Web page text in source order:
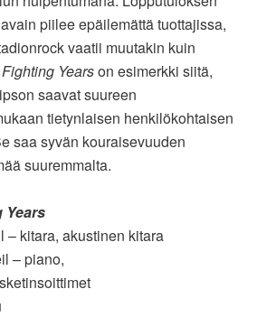
piilee epäilemättä tuottajissa,
vaatii muutakin kuin
Yearson esimerkki siitä,
saavat suureen
tietynlaisen henkilökohtaisen
saa syvän kouraisevuuden
suuremmalta.
Years
– kitara, akustinen kitara
– piano,